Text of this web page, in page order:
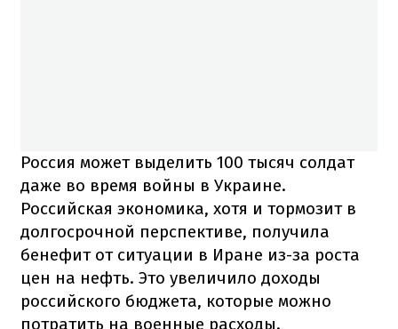
Россия может выделить 100 тысяч солдат
даже во время войны в Украине.
Российская экономика, хотя и тормозит в
долгосрочной перспективе, получила
бенефит от ситуации в Иране из-за роста
цен на нефть. Это увеличило доходы
российского бюджета, которые можно
потратить на военные расходы.